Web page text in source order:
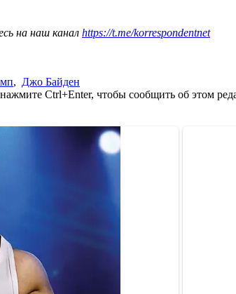
на наш канал https://t.me/korrespondentnet
, Джо Байден
Ctrl+Enter, чтобы сообщить об этом